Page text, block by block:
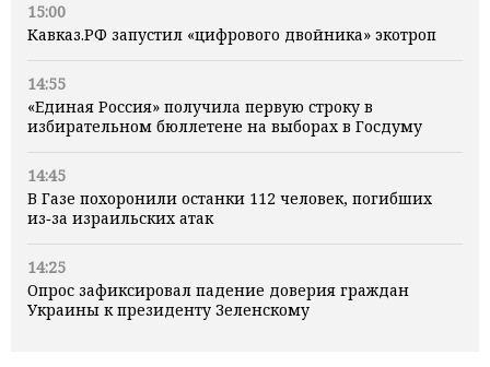
15:00
Кавказ.РФ запустил «цифрового двойника» экотроп
14:55
«Единая Россия» получила первую строку в
избирательном бюллетене на выборах в Госдуму
14:45
В Газе похоронили останки 112 человек, погибших
из‑за израильских атак
14:25
Опрос зафиксировал падение доверия граждан
Украины к президенту Зеленскому